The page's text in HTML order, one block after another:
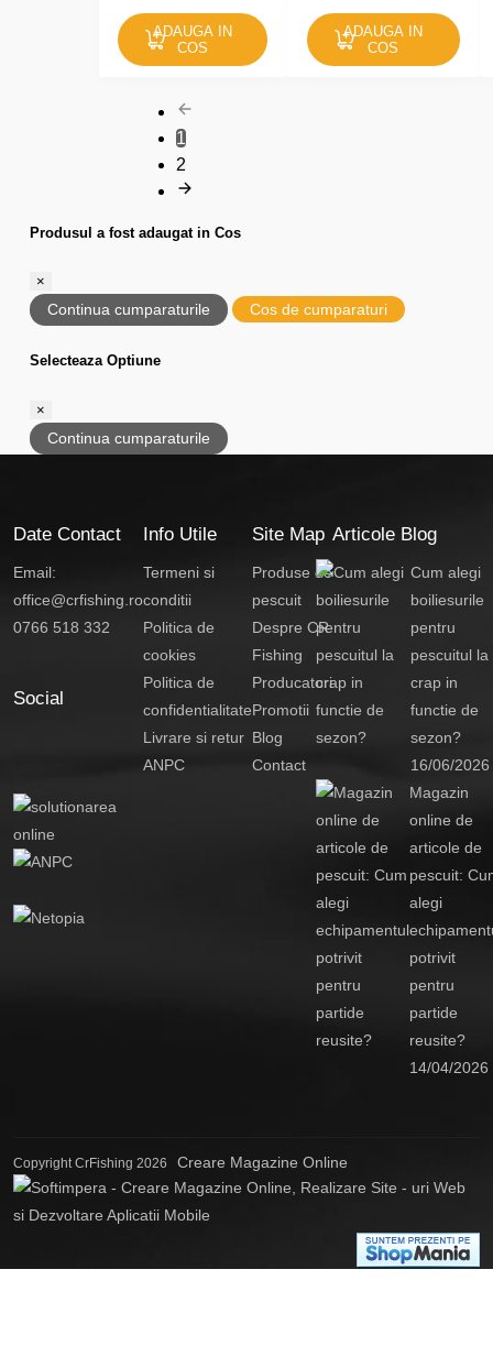
ADAUGA IN
COS
ADAUGA IN
COS
1
2
Produsul a fost adaugat in Cos
×
Continua cumparaturile Cos de cumparaturi
Selecteaza Optiune
×
Continua cumparaturile
Date Contact
Email:
office@crfishing.ro
0766 518 332
Social
Info Utile
Termeni si
conditii
Politica de
cookies
Politica de
confidentialitate
Livrare si retur
ANPC
Site Map
Produse de
pescuit
Despre CR
Fishing
Producatori
Promotii
Blog
Contact
Articole Blog
Cum alegi
boiliesurile
pentru
pescuitul la
crap in
functie de
sezon?
16/06/2026
Magazin
online de
articole de
pescuit:
alegi
potrivit
pentru
partide
reusite?
14/04/2026
Copyright CrFishing 2026 Creare Magazine Online